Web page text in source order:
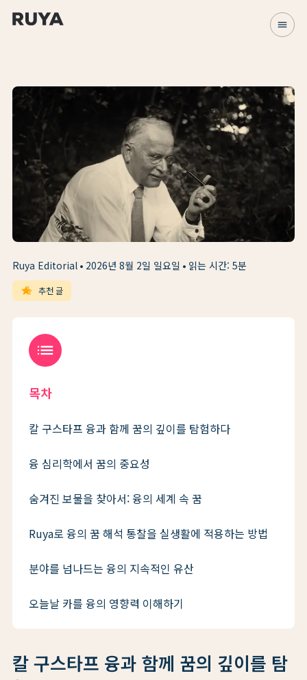
menu
Ruya Editorial 2026년 8월 2일 일요일 읽는 시간: 5분
hotel_class 추천 글
칼 구스타프 융과 함께 꿈의 깊이를 탐
list
목차
칼 구스타프 융과 함께 꿈의 깊이를 탐험하다
융 심리학에서 꿈의 중요성
숨겨진 보물을 찾아서: 융의 세계 속 꿈
Ruya로 융의 꿈 해석 통찰을 실생활에 적용하는 방법
분야를 넘나드는 융의 지속적인 유산
오늘날 카를 융의 영향력 이해하기